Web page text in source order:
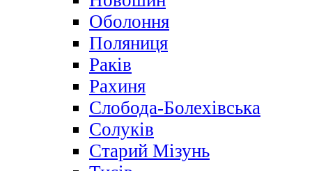
Оболоння
Поляниця
Раків
Рахиня
Слобода-Болехівська
Солуків
Старий Мізунь